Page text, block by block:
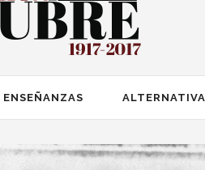
ENSEÑANZAS